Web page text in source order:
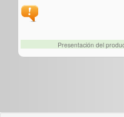
Presentación del